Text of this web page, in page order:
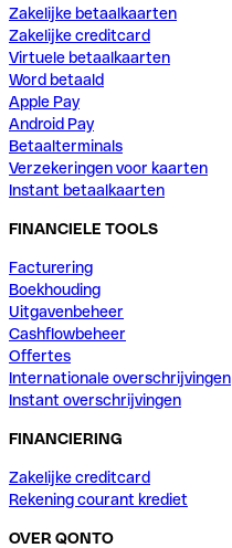
Zakelijke betaalkaarten
Zakelijke creditcard
Virtuele betaalkaarten
Word betaald
Apple Pay
Android Pay
Betaalterminals
Verzekeringen voor kaarten
Instant betaalkaarten
FINANCIELE TOOLS
Facturering
Boekhouding
Uitgavenbeheer
Cashflowbeheer
Offertes
Internationale overschrijvingen
Instant overschrijvingen
FINANCIERING
Zakelijke creditcard
Rekening courant krediet
OVER QONTO